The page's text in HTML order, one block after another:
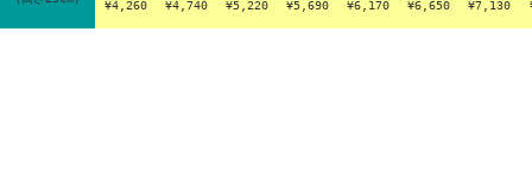
¥4,260
¥4,740 ¥5,220 ¥5,690 ¥6,170 ¥6,650 ¥7,130